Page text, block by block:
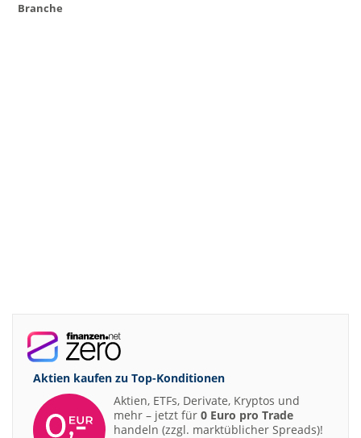
Branche
Aktien kaufen zu Top-Konditionen
Aktien, ETFs, Derivate, Kryptos und
mehr – jetzt für 0 Euro pro Trade
handeln (zzgl. marktüblicher Spreads)!